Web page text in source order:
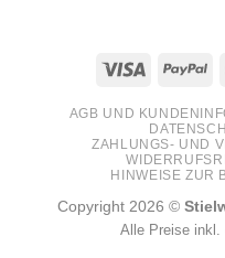
Visa
AGB UND
ZAHLUNGS- UND
HINWEISE ZUR
Copyright 2026 ©
Alle Preise inkl.